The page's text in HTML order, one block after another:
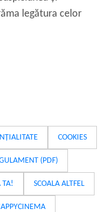
legătura celor
COOKIES
(PDF)
TA! SCOALA ALTFEL